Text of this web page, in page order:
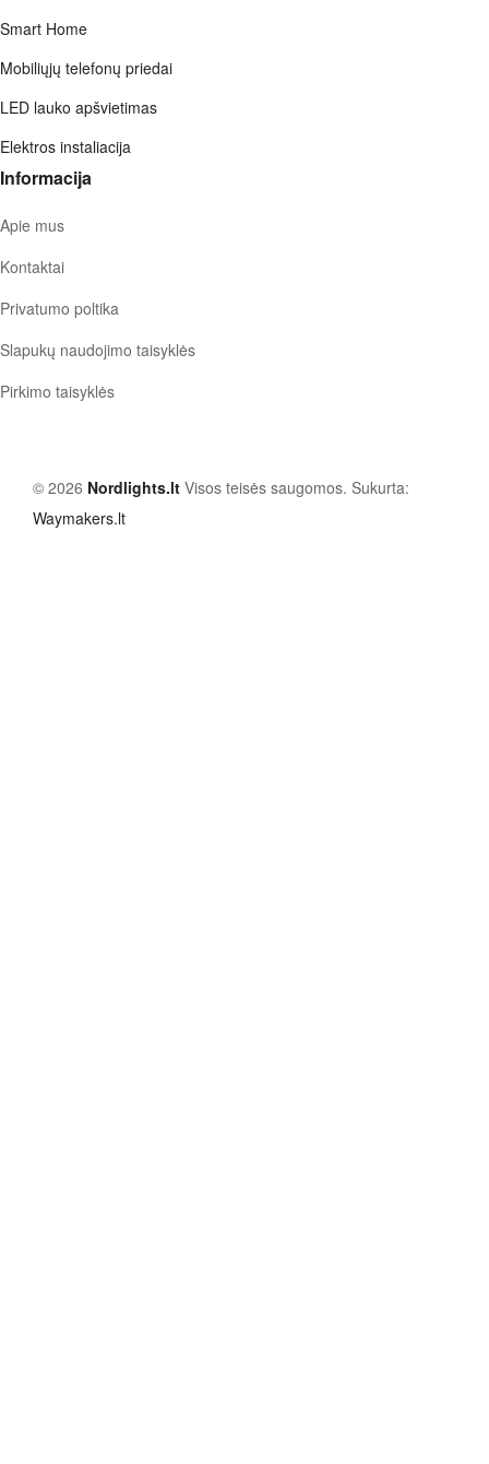
Smart Home
Mobiliųjų telefonų priedai
LED lauko apšvietimas
Elektros instaliacija
Informacija
Apie mus
Kontaktai
Privatumo poltika
Slapukų naudojimo taisyklės
Pirkimo taisyklės
© 2026 Nordlights.lt Visos teisės saugomos. Sukurta:
Waymakers.lt